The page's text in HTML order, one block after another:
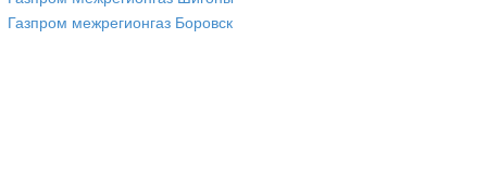
Газпром межрегионгаз Боровск